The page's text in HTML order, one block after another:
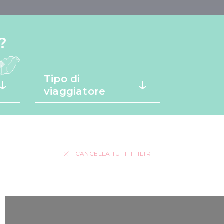
Tipo di
viaggiatore
CANCELLA TUTTI I FILTRI